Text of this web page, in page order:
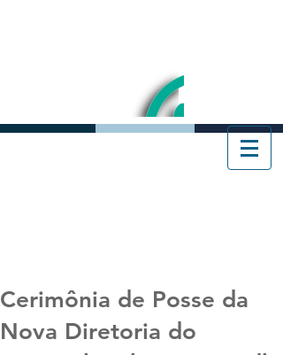
Cerimônia de Posse da
Nova Diretoria do